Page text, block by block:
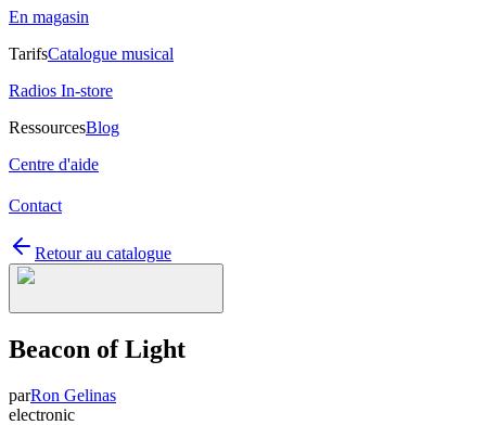
En magasin
TarifsCatalogue musical
Radios In-store
RessourcesBlog
Centre d'aide
Contact
Retour au catalogue
Beacon of Light
parRon Gelinas
electronic